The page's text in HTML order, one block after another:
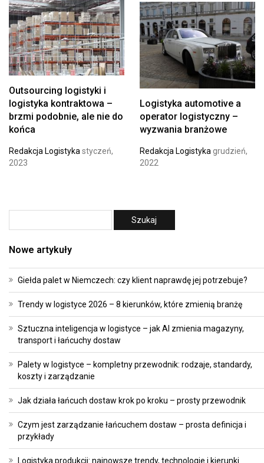
Outsourcing logistyki i
logistyka kontraktowa –
brzmi podobnie, ale nie do
końca
Redakcja Logistykastyczeń,
2023
Logistyka automotive a
operator logistyczny –
wyzwania branżowe
Redakcja Logistykagrudzień,
2022
Nowe artykuły
Giełda palet w Niemczech: czy klient naprawdę jej potrzebuje?
Trendy w logistyce 2026 – 8 kierunków, które zmienią branżę
Sztuczna inteligencja w logistyce – jak AI zmienia magazyny,
transport i łańcuchy dostaw
Palety w logistyce – kompletny przewodnik: rodzaje, standardy,
koszty i zarządzanie
Jak działa łańcuch dostaw krok po kroku – prosty przewodnik
Czym jest zarządzanie łańcuchem dostaw – prosta definicja i
przykłady
Logistyka produkcji: najnowsze trendy, technologie i kierunki